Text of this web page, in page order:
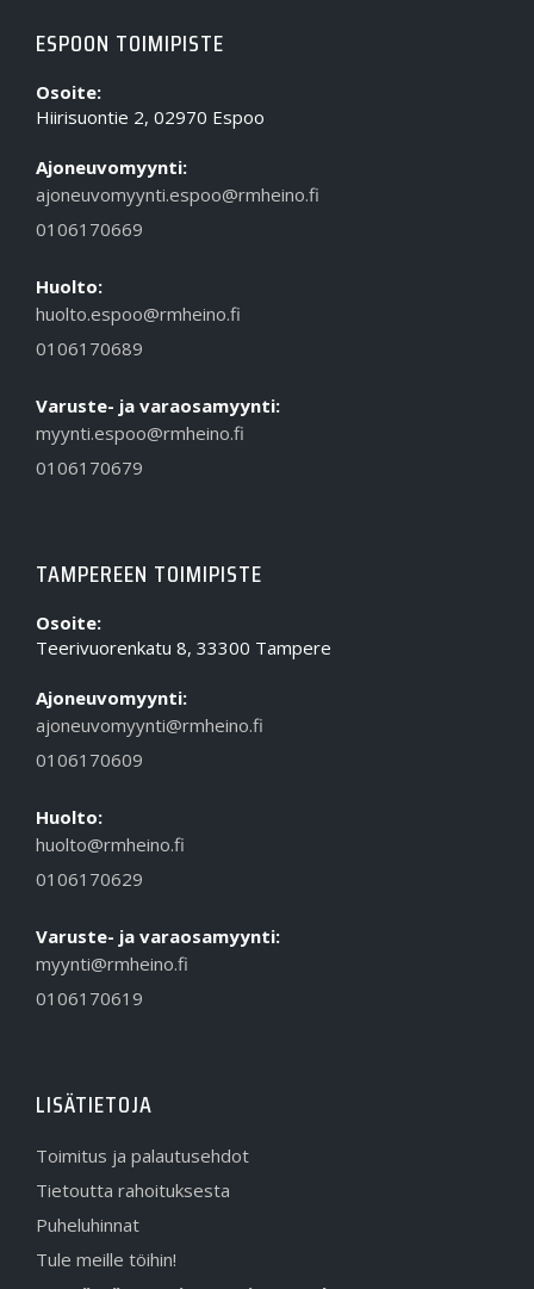
ESPOON TOIMIPISTE
Osoite:
Hiirisuontie 2, 02970 Espoo
Ajoneuvomyynti:
ajoneuvomyynti.espoo@rmheino.fi
0106170669
Huolto:
huolto.espoo@rmheino.fi
0106170689
Varuste- ja varaosamyynti:
myynti.espoo@rmheino.fi
0106170679
TAMPEREEN TOIMIPISTE
Osoite:
Teerivuorenkatu 8, 33300 Tampere
Ajoneuvomyynti:
ajoneuvomyynti@rmheino.fi
0106170609
Huolto:
huolto@rmheino.fi
0106170629
Varuste- ja varaosamyynti:
myynti@rmheino.fi
0106170619
LISÄTIETOJA
Toimitus ja palautusehdot
Tietoutta rahoituksesta
Puheluhinnat
Tule meille töihin!